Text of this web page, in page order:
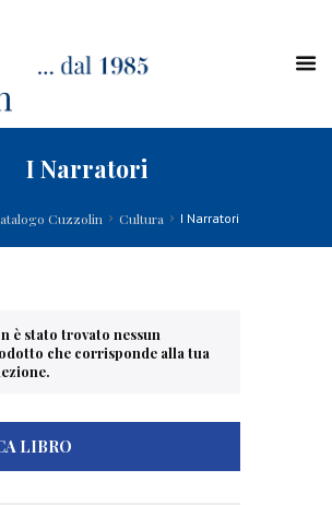
I Narratori
Cuzzolin Cultura I Narratori
è stato trovato nessun
che corrisponde alla tua
LIBRO